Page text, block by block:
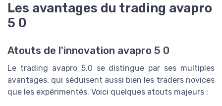
Les avantages du trading avapro
5 0
Atouts de l'innovation avapro 5 0
Le trading avapro 5.0 se distingue par ses multiples
avantages, qui séduisent aussi bien les traders novices
que les expérimentés. Voici quelques atouts majeurs :